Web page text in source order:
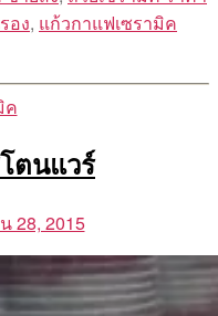
อง, แก้วกาแฟเซรามิค
ค
ตนแวร์
28, 2015